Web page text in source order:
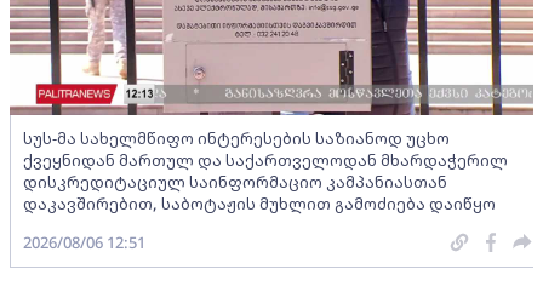
სუს-მა სახელმწიფო ინტერესების საზიანოდ უცხო
ქვეყნიდან მართულ და საქართველოდან მხარდაჭერილ
დისკრედიტაციულ საინფორმაციო კამპანიასთან
დაკავშირებით, საბოტაჟის მუხლით გამოძიება დაიწყო
2026/08/06 12:51